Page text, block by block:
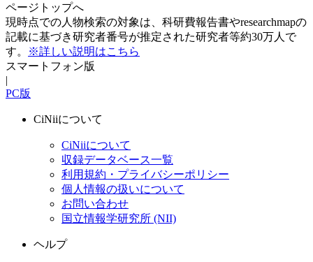
ページトップへ
現時点での人物検索の対象は、科研費報告書やresearchmapの
記載に基づき研究者番号が推定された研究者等約30万人で
す。
※詳しい説明はこちら
スマートフォン版
|
PC版
CiNiiについて
CiNiiについて
収録データベース一覧
利用規約・プライバシーポリシー
個人情報の扱いについて
お問い合わせ
国立情報学研究所 (NII)
ヘルプ